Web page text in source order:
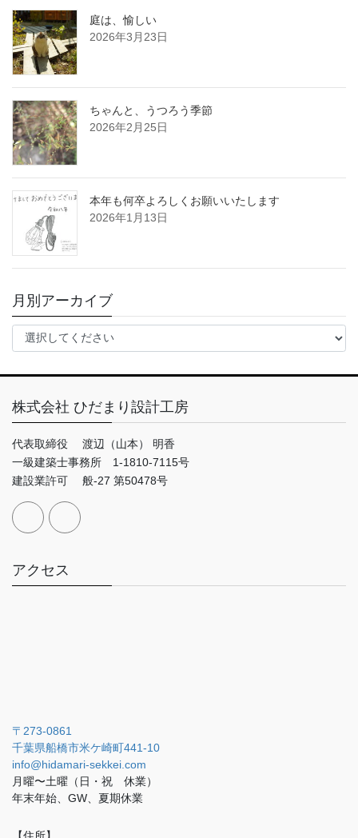
庭は、愉しい
2026年3月23日
ちゃんと、うつろう季節
2026年2月25日
本年も何卒よろしくお願いいたします
2026年1月13日
月別アーカイブ
株式会社 ひだまり設計工房
代表取締役 渡辺（山本） 明香
一級建築士事務所 1-1810-7115号
建設業許可 般-27 第50478号
アクセス
〒273-0861
千葉県船橋市米ケ崎町441-10
info@hidamari-sekkei.com
月曜〜土曜（日・祝 休業）
年末年始、GW、夏期休業